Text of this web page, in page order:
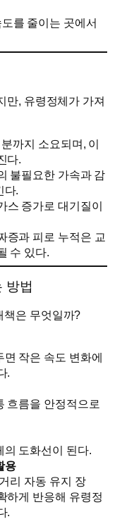
를 줄이는 곳에서
만, 유령정체가 가져
까지 소요되며, 이
다.
불필요한 가속과 감
다.
스 증가로 대기질이
증과 피로 누적은 교
수 있다.
방법
책은 무엇일까?
작은 속도 변화에
.
흐름을 안정적으로
의 도화선이 된다.
용
리 자동 유지 장
하게 반응해 유령정
.